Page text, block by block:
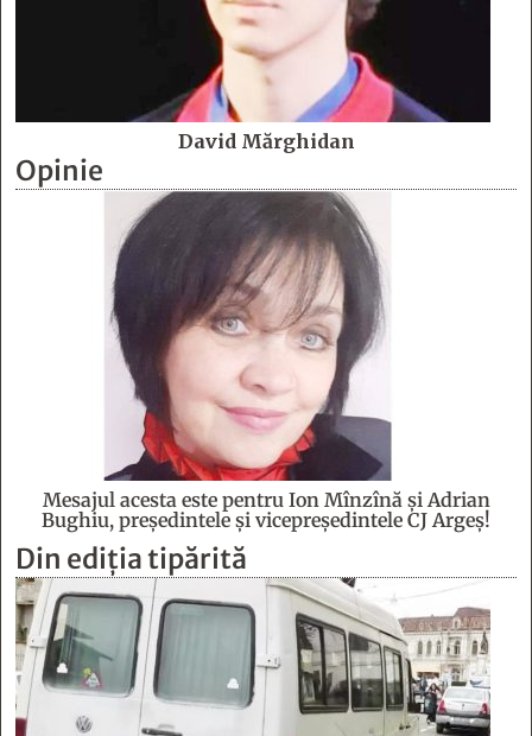
David Mărghidan
Opinie
Mesajul acesta este pentru Ion Mînzînă şi Adrian
Bughiu, preşedintele şi vicepreşedintele CJ Argeş!
Din ediția tipărită